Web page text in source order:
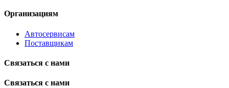
Организациям
Автосервисам
Поставщикам
Связаться с нами
Связаться с нами